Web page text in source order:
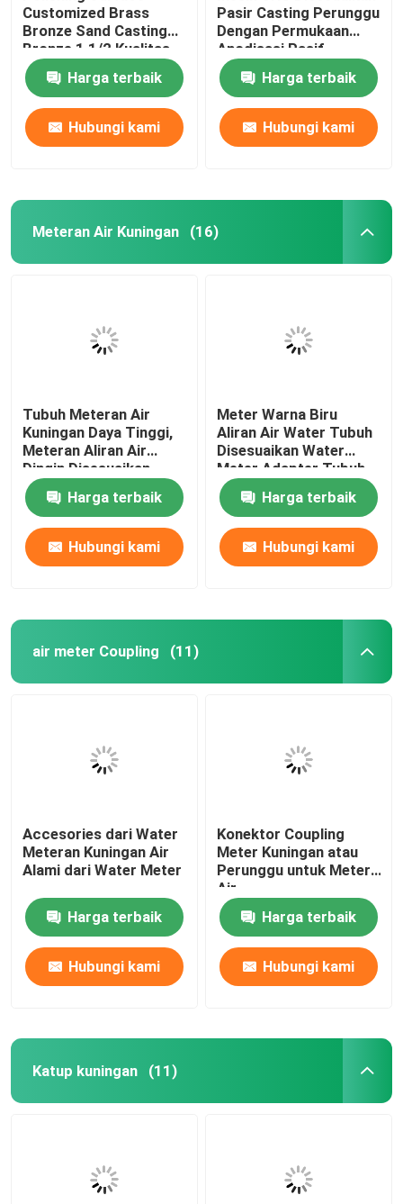
Busing dan Bantalan
Adaptor Api
Customized Brass
Bronze Sand Casting
Bronze 1 1/2 Kualitas
tinggi
Harga terbaik
Hubungi kami
Pasir Casting Perunggu
Dengan Permukaan
Anodisasi Pasif
Harga terbaik
Hubungi kami
Meteran Air Kuningan (16)
Tubuh Meteran Air
Kuningan Daya Tinggi,
Meteran Aliran Air
Dingin Disesuaikan
Harga terbaik
Hubungi kami
Meter Warna Biru
Aliran Air Water Tubuh
Disesuaikan Water
Meter Adapter Tubuh
DN 15-DN 50
Harga terbaik
Hubungi kami
air meter Coupling (11)
Accesories dari Water
Meteran Kuningan Air
Alami dari Water Meter
Harga terbaik
Hubungi kami
Konektor Coupling
Meter Kuningan atau
Perunggu untuk Meter
Air
Harga terbaik
Hubungi kami
Katup kuningan (11)